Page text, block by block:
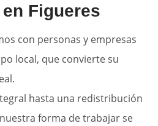
Figueres
con personas y empresas
local, que convierte su
hasta una redistribución
forma de trabajar se